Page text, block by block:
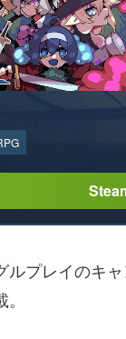
ルプレイのキ